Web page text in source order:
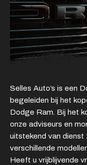
Adres
Kamperzeedijk 87-
8281 PC
Openingstijden
9:00 -
Zo
Gesloten
Ma - Vr
8:00 -
13:15 -
Selles Auto’s is een
begeleiden bij het
Dodge Ram. Bij het
onze adviseurs en
uitstekend van dienst
verschillende
Heeft u vrijblijvende